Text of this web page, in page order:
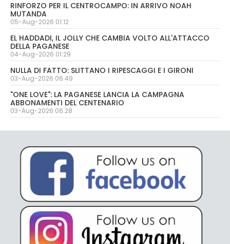
RINFORZO PER IL CENTROCAMPO: IN ARRIVO NOAH
MUTANDA
05-Aug-2026 01:12
EL HADDADI, IL JOLLY CHE CAMBIA VOLTO ALL'ATTACCO
DELLA PAGANESE
04-Aug-2026 01:29
NULLA DI FATTO: SLITTANO I RIPESCAGGI E I GIRONI
03-Aug-2026 06:49
"ONE LOVE": LA PAGANESE LANCIA LA CAMPAGNA
ABBONAMENTI DEL CENTENARIO
03-Aug-2026 06:28